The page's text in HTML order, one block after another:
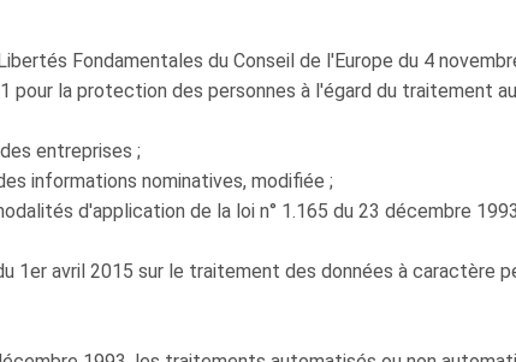
Fondamentales du Conseil de l'Europe du 4
pour la protection des personnes à l'égard du traitement
entreprises ;
informations nominatives, modifiée ;
d'application de la loi n° 1.165 du 23 décembre
1er avril 2015 sur le traitement des données à caractère